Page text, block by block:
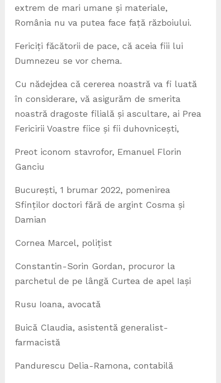
extrem de mari umane și materiale,
România nu va putea face față războiului.
Fericiți făcătorii de pace, că aceia fiii lui
Dumnezeu se vor chema.
Cu nădejdea că cererea noastră va fi luată
în considerare, vă asigurăm de smerita
noastră dragoste filială și ascultare, ai Prea
Fericirii Voastre fiice și fii duhovnicești,
Preot iconom stavrofor, Emanuel Florin
Ganciu
București, 1 brumar 2022, pomenirea
Sfinților doctori fără de argint Cosma și
Damian
Cornea Marcel, polițist
Constantin-Sorin Gordan, procuror la
parchetul de pe lângă Curtea de apel Iași
Rusu Ioana, avocată
Buică Claudia, asistentă generalist-
farmacistă
Pandurescu Delia-Ramona, contabilă